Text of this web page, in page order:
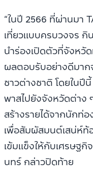
“ในปี 2566 ที่ผ่านมา
เที่ยวแบบครบวงจร กิ
นำร่องเปิดตัวที่จังหวั
ผลตอบรับอย่างดีมาก
ชาวต่างชาติ โดยในปี
พาสไปยังจังหวัดต่าง
สร้างรายได้จากนักท่
เพื่อสัมผัสมนต์เสน่ห์ท้
เข้มแข็งให้กับเศรษฐ
นทร์ กล่าวปิดท้าย